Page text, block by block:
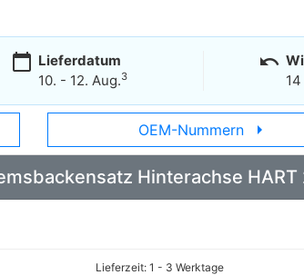
calendar_today Lieferdatum
10. - 12. Aug.3
undo
OEM-Nummern arrow_right
Hinterachse HART
Lieferzeit: 1 - 3 Werktage